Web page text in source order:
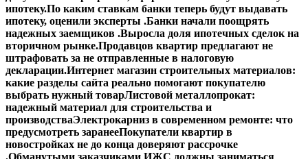
ипотеку.По каким ставкам банки теперь будут выдавать
ипотеку, оценили эксперты .Банки начали поощрять
надежных заемщиков .Выросла доля ипотечных сделок на
вторичном рынке.Продавцов квартир предлагают не
штрафовать за не отправленные в налоговую
декларации.Интернет магазин строительных материалов:
какие разделы сайта реально помогают покупателю
выбрать нужный товарЛистовой металлопрокат:
надежный материал для строительства и
производстваЭлектрокарниз в современном ремонте: что
предусмотреть заранееПокупатели квартир в
новостройках не до конца доверяют рассрочке
.Обманутыми заказчиками ИЖС должны заниматься